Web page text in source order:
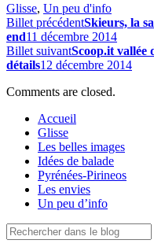
Glisse, Un peu d'info
Billet précédentSkieurs, la
end11 décembre 2014
Billet suivantScoop.it vallée
détails12 décembre 2014
Comments are closed.
Accueil
Glisse
Les belles images
Idées de balade
Pyrénées-Pirineos
Les envies
Un peu d’info